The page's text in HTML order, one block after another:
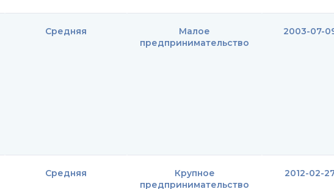
Средняя
Малое
предпринимательство
2003-07-
Средняя
Крупное
предпринимательство
2012-02-